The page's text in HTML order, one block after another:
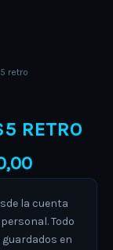
retro
RETRO
la cuenta
Todo
en